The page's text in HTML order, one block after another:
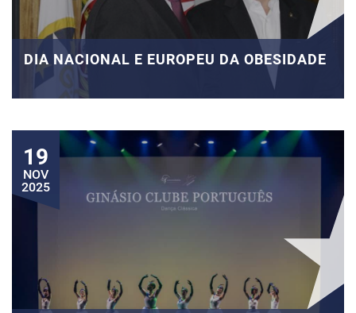
DIA NACIONAL E EUROPEU DA OBESIDADE
19
NOV
2025